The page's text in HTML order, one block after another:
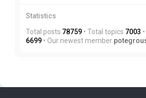
Statistics
Total posts 78759 • Total topics 7003
6699 • Our newest member